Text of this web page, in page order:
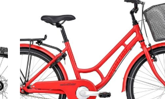
Add to
wishlist